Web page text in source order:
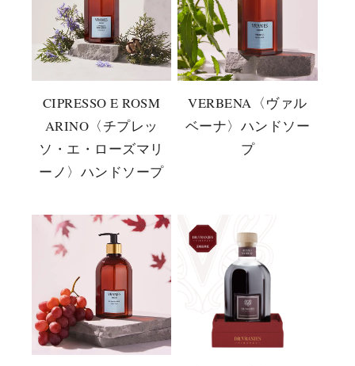
CIPRESSO E ROSM
ARINO〈チプレッ
ソ・エ・ローズマリ
ーノ〉ハンドソープ
VERBENA〈ヴァル
ベーナ〉ハンドソー
プ